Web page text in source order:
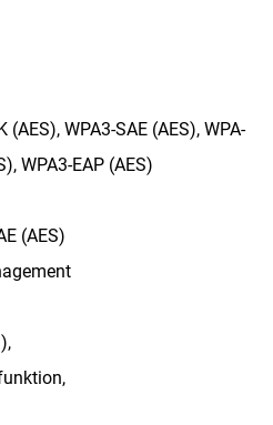
(AES), WPA3-SAE (AES), WPA-
WPA3-EAP (AES)
(AES)